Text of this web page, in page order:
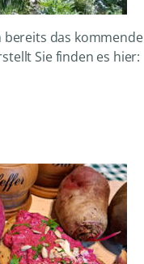
bereits das kommende
Sie finden es hier: